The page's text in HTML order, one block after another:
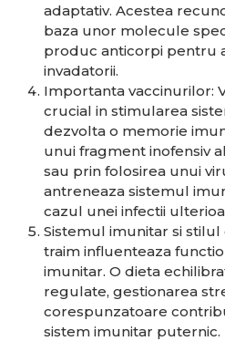
adaptativ. Acestea
baza unor molecule
produc anticorpi pentru
invadatorii.
Importanta vaccinurilor:
crucial in stimularea
dezvolta o memorie
unui fragment inofensiv
sau prin folosirea unui
antreneaza sistemul
cazul unei infectii
Sistemul imunitar si stilul
traim influenteaza
imunitar. O dieta
regulate, gestionarea
corespunzatoare
sistem imunitar puternic.